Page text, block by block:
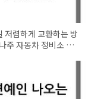
저렴하게 교환하는 방
주 자동차 정비소 추